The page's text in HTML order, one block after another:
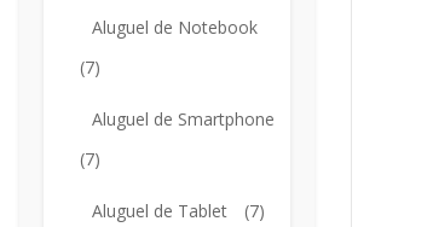
Aluguel de Notebook
(7)
Aluguel de Smartphone
(7)
Aluguel de Tablet (7)